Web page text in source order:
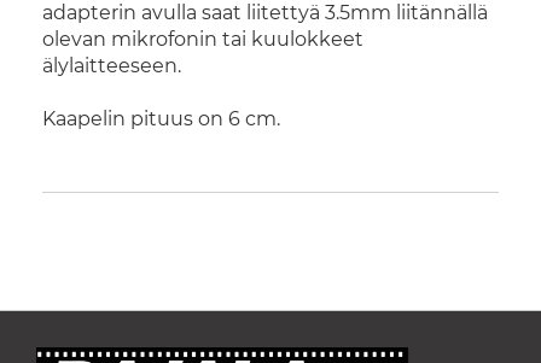
adapterin avulla saat liitettyä 3.5mm liitännällä
olevan mikrofonin tai kuulokkeet
älylaitteeseen.
Kaapelin pituus on 6 cm.